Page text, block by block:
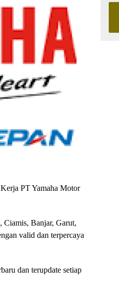
PT Yamaha Motor
Ciamis, Banjar, Garut,
valid dan terpercaya
dan terupdate setiap